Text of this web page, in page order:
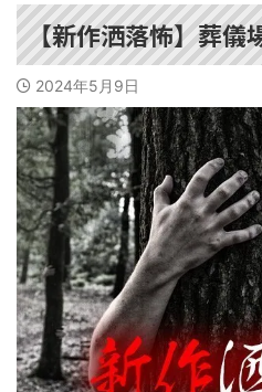
【新作洒落怖】葬
2024年5月9日